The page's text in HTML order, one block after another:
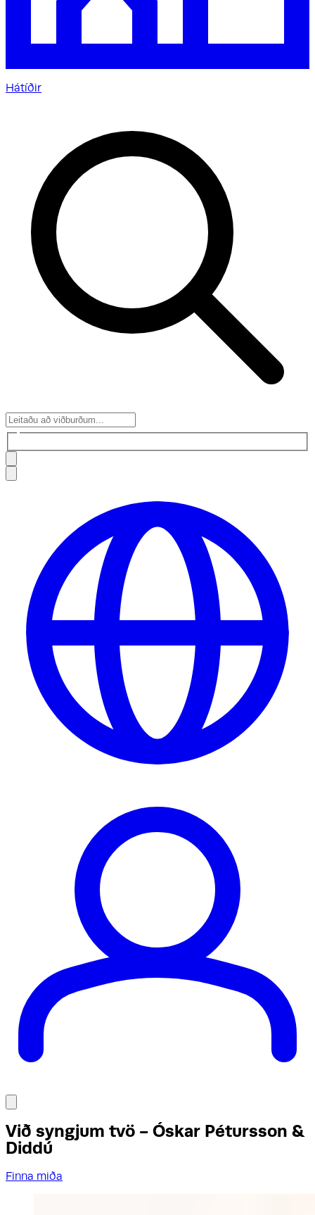
Hátíðir
Við syngjum tvö - Óskar Pétursson &
Diddú
Finna miða